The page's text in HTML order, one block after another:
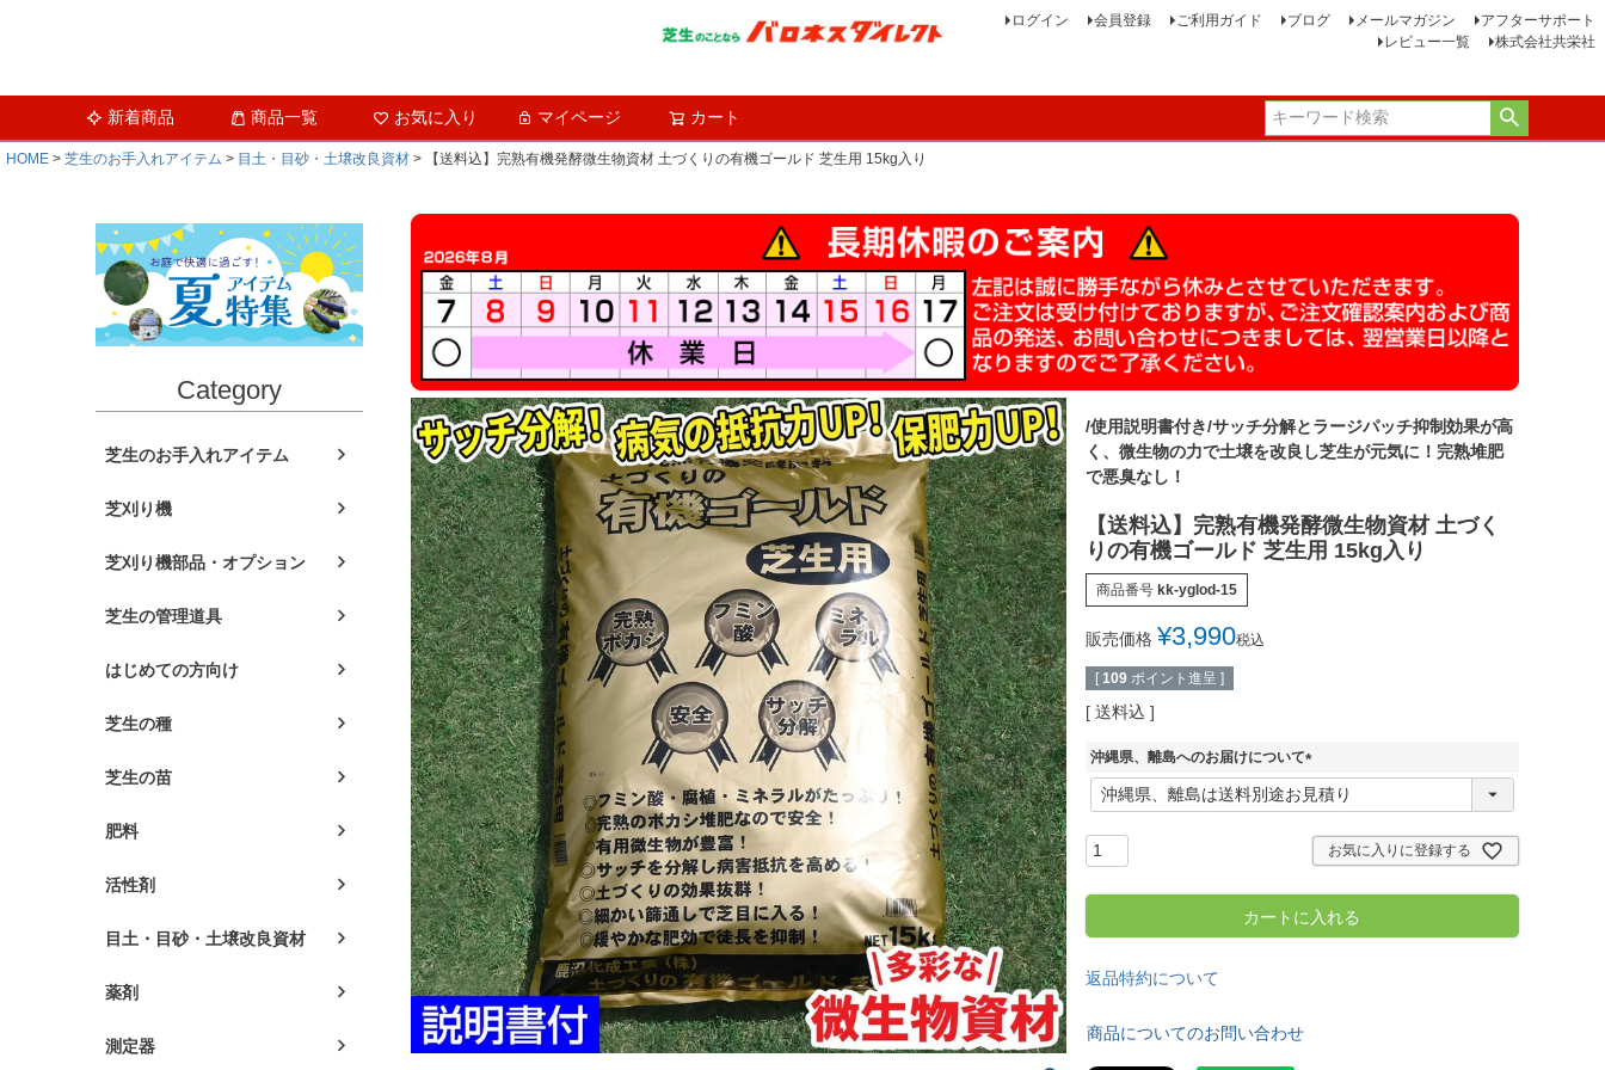
ログイン 会員登録 ご利用ガイド ブログ メールマガジン
アフターサポート
レビュー一覧
株式会社共栄社
新着商品 商品一覧 お気に入り マイページ カート
HOME 芝生のお手入れアイテム 目土・目砂・土壌改良資材 【送料込】完熟有機発酵微生物資材 土づくりの有機ゴールド 芝生用 15kg入り
Category
芝生のお手入れアイテム
芝刈り機
芝刈り機部品・オプション
芝生の管理道具
はじめての方向け
芝生の種
芝生の苗
肥料
活性剤
目土・目砂・土壌改良資材
薬剤
測定器
/使用説明書付き/サッチ分解とラージパッチ抑制効果が高
く、微生物の力で土壌を改良し芝生が元気に！完熟堆肥
で悪臭なし！
【送料込】完熟有機発酵微生物資材 土づく
りの有機ゴールド 芝生用 15kg入り
商品番号 kk-yglod-15
販売価格 ¥3,990税込
[ 109 ポイント進呈 ]
送料込
沖縄県、離島へのお届けについて
(
必
お気に入りに登録する
カートに入れる
返品特約について
商品についてのお問い合わせ